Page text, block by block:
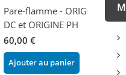
Pare-flamme - ORIGINE
DC et ORIGINE PH
60,00 €
Ajouter au panier